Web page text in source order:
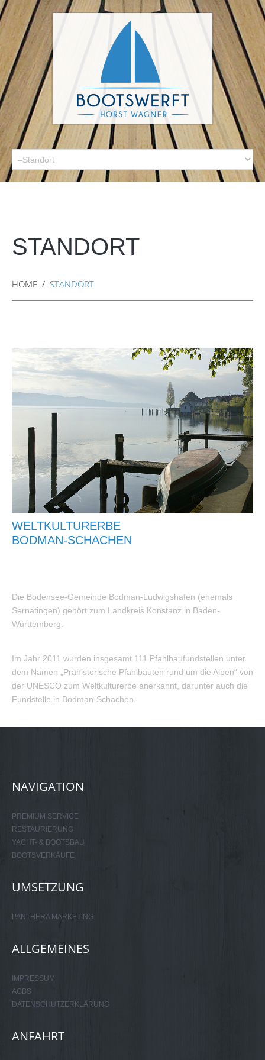
STANDORT
HOME STANDORT
WELTKULTURERBE
BODMAN-SCHACHEN
Die Bodensee-Gemeinde Bodman-Ludwigshafen (ehemals
Sernatingen) gehört zum Landkreis Konstanz in Baden-
Württemberg.
Im Jahr 2011 wurden insgesamt 111 Pfahlbaufundstellen unter
dem Namen „Prähistorische Pfahlbauten rund um die Alpen“ von
der UNESCO zum Weltkulturerbe anerkannt, darunter auch die
Fundstelle in Bodman-Schachen.
NAVIGATION
PREMIUM SERVICE
RESTAURIERUNG
YACHT- & BOOTSBAU
BOOTSVERKÄUFE
UMSETZUNG
PANTHERA MARKETING
ALLGEMEINES
IMPRESSUM
AGBS
DATENSCHUTZERKLÄRUNG
ANFAHRT